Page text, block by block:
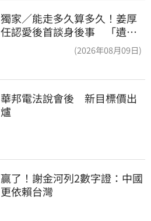
獨家／能走多久算多久！姜厚
任認愛後首談身後事 「遺囑
(2026年08月09日)
華邦電法說會後　新目標價出
爐
贏了！謝金河列2數字證：中國
更依賴台灣